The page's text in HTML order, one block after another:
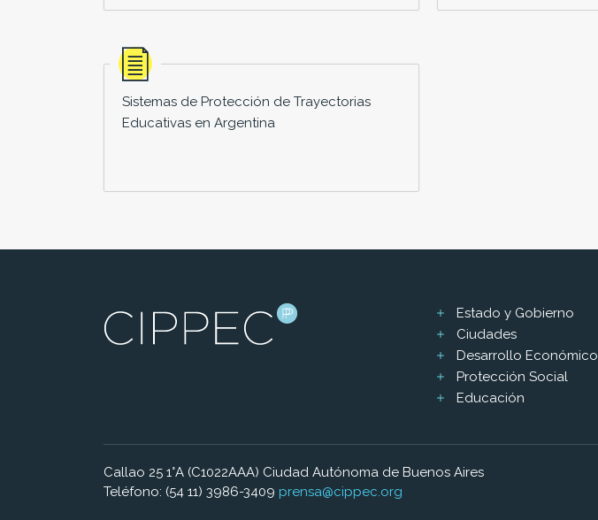
Sistemas de Protección de Trayectorias
Educativas en Argentina
Estado y Gobierno
Ciudades
Desarrollo Económico
Protección Social
Educación
Callao 25 1°A (C1022AAA) Ciudad Autónoma de Buenos Aires
Teléfono: (54 11) 3986-3409 prensa@cippec.org